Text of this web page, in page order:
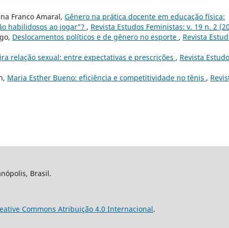
Franco Amaral, Gênero na prática docente em educação física:
habilidosos ao jogar”? , Revista Estudos Feministas: v. 19 n. 2
Deslocamentos políticos e de gênero no esporte , Revista
relação sexual: entre expectativas e prescrições , Revista
Maria Esther Bueno: eficiência e competitividade no tênis ,
Brasil.
Commons Atribuição 4.0 Internacional.